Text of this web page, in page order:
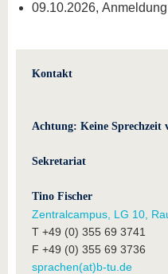
09.10.2026,
Kontakt
Achtung: Keine Sprechzeit
Sekretariat
Tino Fischer
Zentralcampus, LG 10,
T +49 (0) 355 69 3741
F +49 (0) 355 69 3736
sprachen(at)b-tu.de